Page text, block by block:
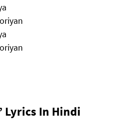
Lyrics In Hindi